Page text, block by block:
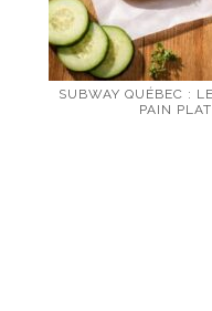
SUBWAY QUÉBEC :
PAIN